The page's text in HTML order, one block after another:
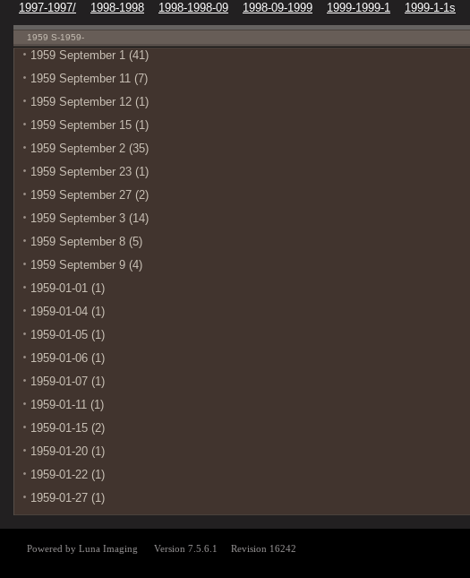
1997-1997/
1998-1998 1998-1998-09 1998-09-1999 1999-1999-1 1999-1-1s
1959 S-1959-
1959 September 1 (41)
1959 September 11 (7)
1959 September 12 (1)
1959 September 15 (1)
1959 September 2 (35)
1959 September 23 (1)
1959 September 27 (2)
1959 September 3 (14)
1959 September 8 (5)
1959 September 9 (4)
1959-01-01 (1)
1959-01-04 (1)
1959-01-05 (1)
1959-01-06 (1)
1959-01-07 (1)
1959-01-11 (1)
1959-01-15 (2)
1959-01-20 (1)
1959-01-22 (1)
1959-01-27 (1)